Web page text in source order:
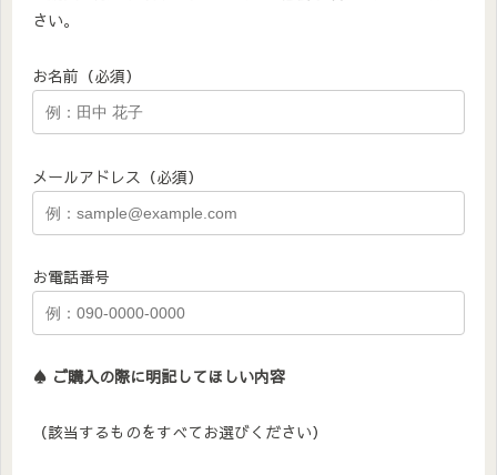
さい。
お名前（必須）
メールアドレス（必須）
お電話番号
♠︎ ご購入の際に明記してほしい内容
（該当するものをすべてお選びください）